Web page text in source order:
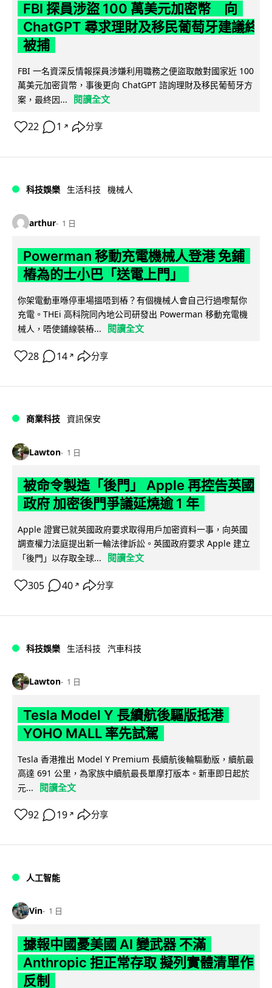
FBI 探員涉盜 100 萬美元加密幣 向
ChatGPT 尋求理財及移民葡萄牙建議終
被捕
FBI 一名資深反情報探員涉嫌利用職務之便盜取敵對國家近 100
萬美元加密貨幣，事後更向 ChatGPT 諮詢理財及移民葡萄牙方
案，最終因...
閱讀全文
22 1 ↗ 分享
科技娛樂 生活科技 機械人
arthur 1 日
Powerman 移動充電機械人登港 免鋪
樁為的士小巴「送電上門」
你架電動車喺停車場搵唔到樁？有個機械人會自己行過嚟幫你
充電。THEi 高科院同內地公司研發出 Powerman 移動充電機
械人，唔使鋪線裝樁...
閱讀全文
28 14 ↗ 分享
商業科技 資訊保安
Lawton 1 日
被命令製造「後門」 Apple 再控告英國
政府 加密後門爭議延燒逾 1 年
Apple 證實已就英國政府要求取得用戶加密資料一事，向英國
調查權力法庭提出新一輪法律訴訟。英國政府要求 Apple 建立
「後門」以存取全球...
閱讀全文
305 40 ↗ 分享
科技娛樂 生活科技 汽車科技
Lawton 1 日
Tesla Model Y 長續航後驅版抵港
YOHO MALL 率先試駕
Tesla 香港推出 Model Y Premium 長續航後輪驅動版，續航最
高達 691 公里，為家族中續航最長單摩打版本。新車即日起於
元...
閱讀全文
92 19 ↗ 分享
人工智能
Vin 1 日
據報中國憂美國 AI 變武器 不滿
Anthropic 拒正常存取 擬列實體清單作
反制